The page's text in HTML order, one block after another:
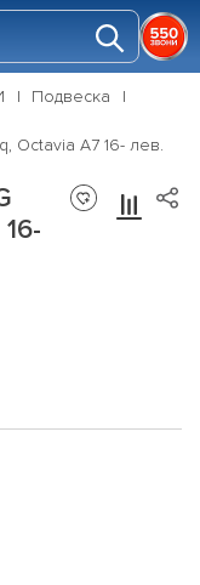
Подвеска
Octavia A7 16- лев.